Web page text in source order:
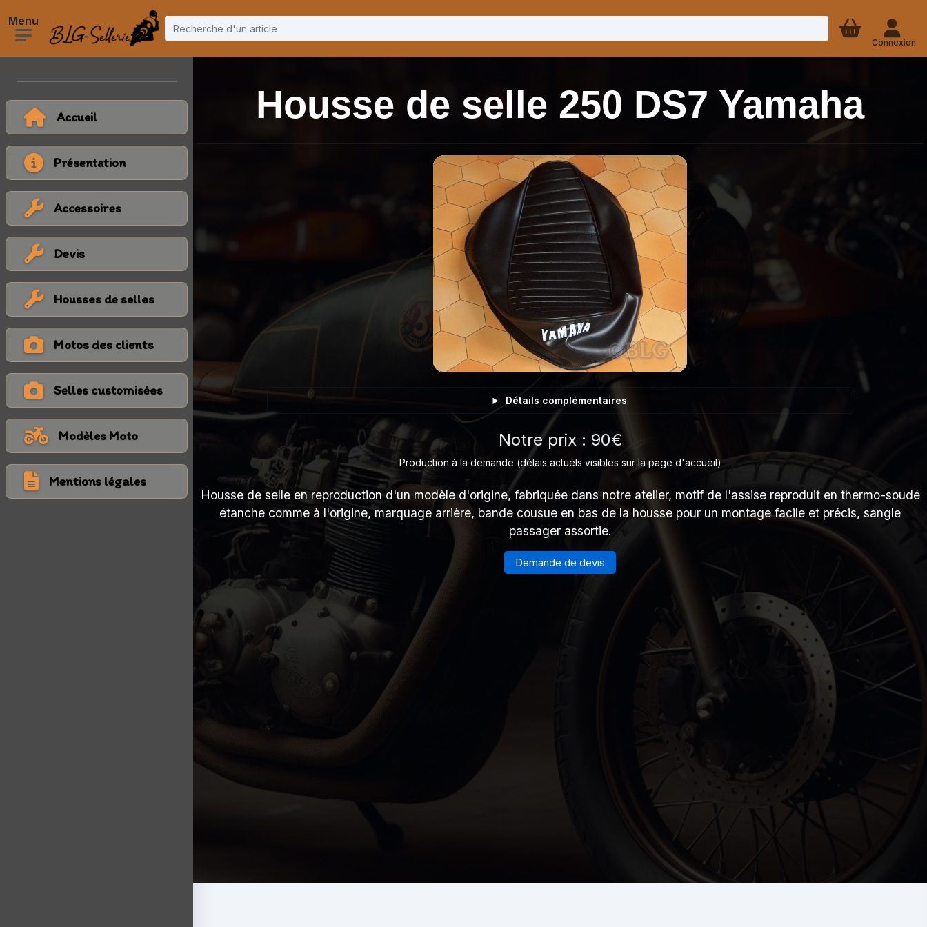
Accueil
Présentation
Accessoires
Devis
Housses de selles
Motos des clients
Selles customisées
Modèles Moto
Mentions légales
Connexion
Housse de selle 250 DS7 Yamaha
Détails complémentaires
Notre prix : 90€
Production à la demande (délais actuels visibles sur la page d'accueil)
Housse de selle en reproduction d'un modèle d'origine, fabriquée dans notre atelier, motif de l'assise reproduit en thermo-soudé
étanche comme à l'origine, marquage arrière, bande cousue en bas de la housse pour un montage facile et précis, sangle
passager assortie.
Demande de devis